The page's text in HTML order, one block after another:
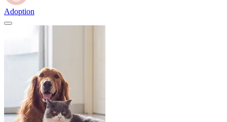
Adoption